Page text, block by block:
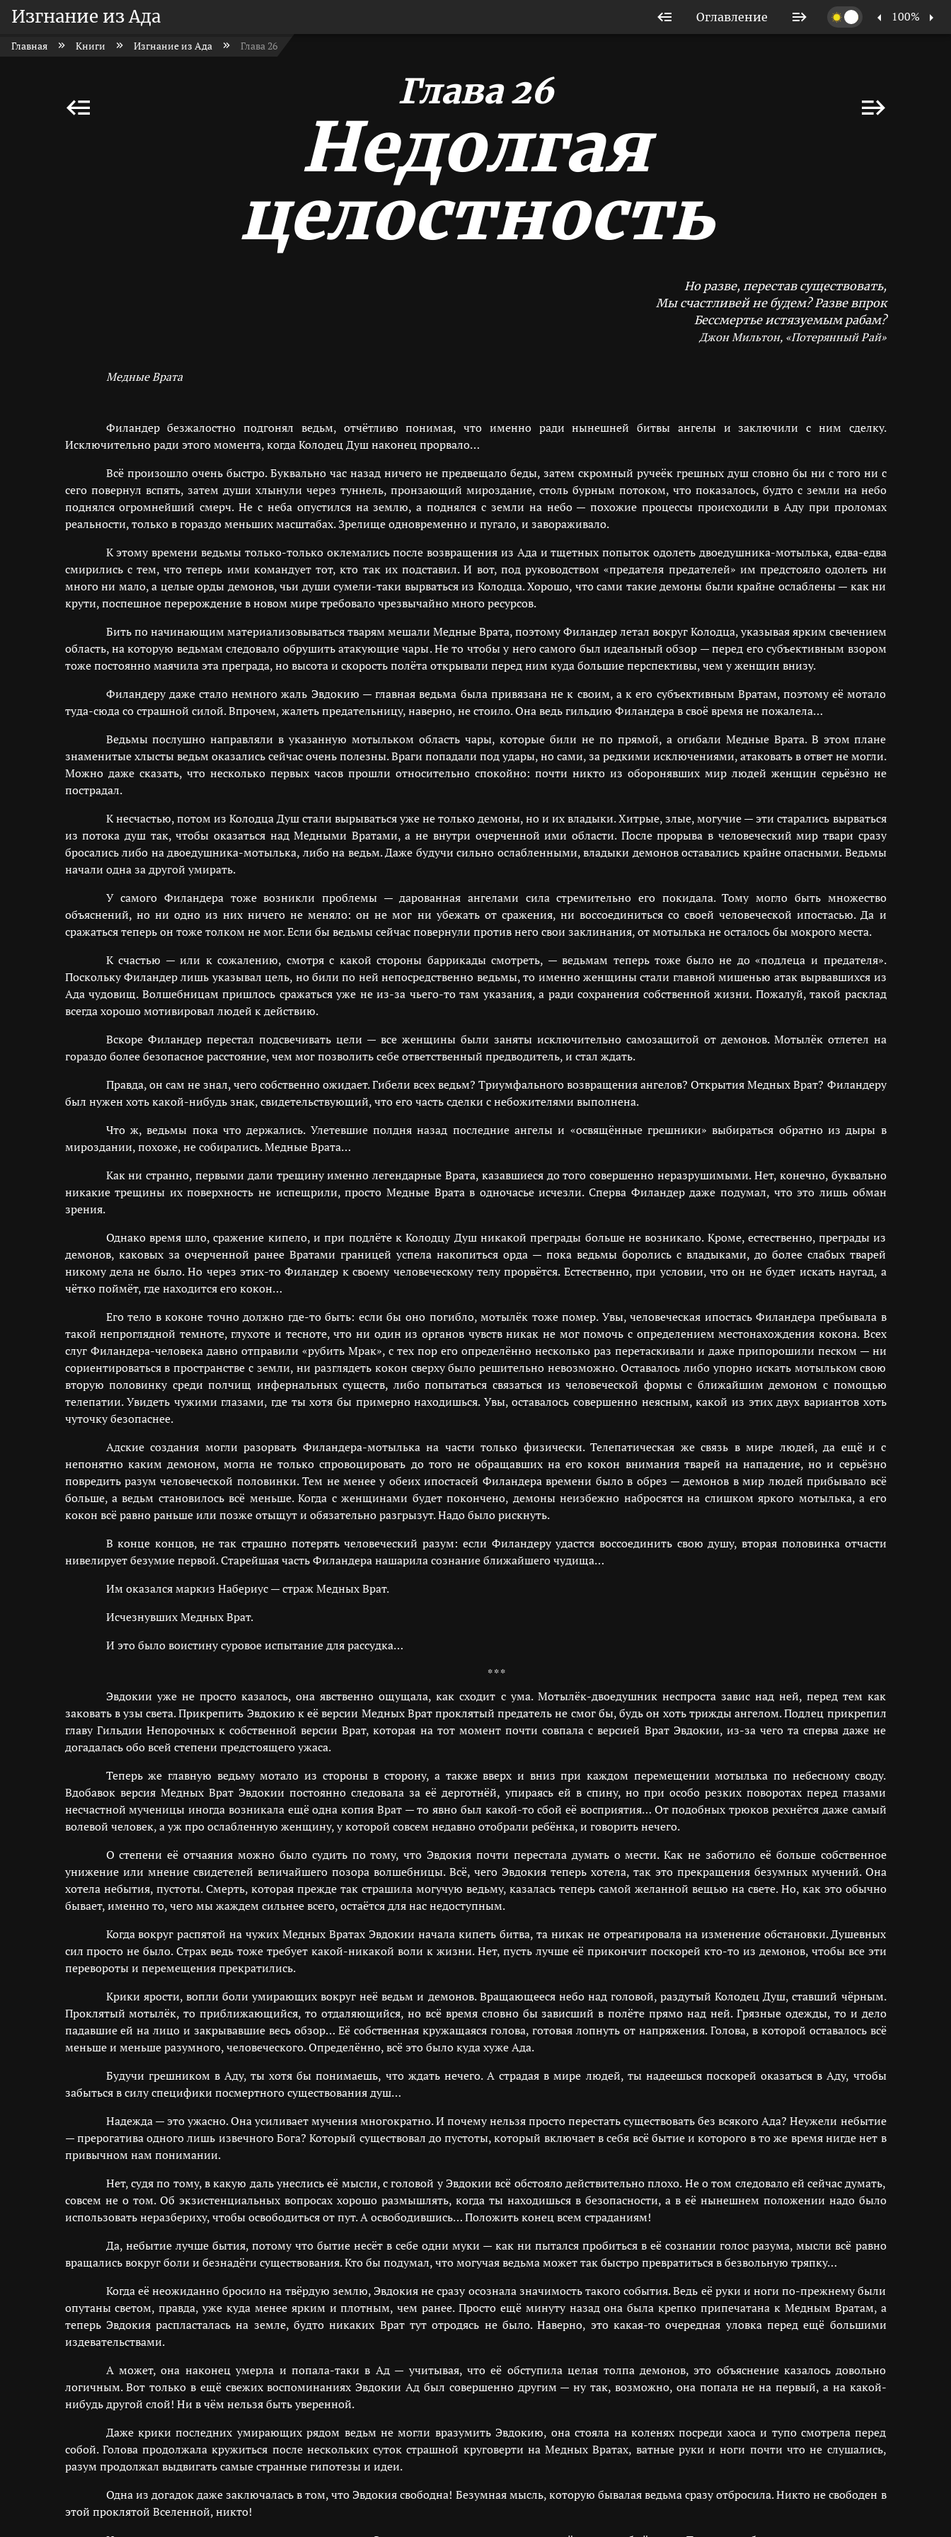
Изгнание из Ада Оглавление 100%
Главная Книги Изгнание из Ада Глава 26
Глава 26
Недолгая
целостность
Но разве, перестав существовать,
Мы счастливей не будем? Разве впрок
Бессмертье истязуемым рабам?
Джон Мильтон, «Потерянный Рай»
Медные Врата
Филандер безжалостно подгонял ведьм, отчётливо понимая, что именно ради нынешней битвы ангелы и заключили с ним сделку.
Исключительно ради этого момента, когда Колодец Душ наконец прорвало…
Всё произошло очень быстро. Буквально час назад ничего не предвещало беды, затем скромный ручеёк грешных душ словно бы ни с того ни с
сего повернул вспять, затем души хлынули через туннель, пронзающий мироздание, столь бурным потоком, что показалось, будто с земли на небо
поднялся огромнейший смерч. Не с неба опустился на землю, а поднялся с земли на небо — похожие процессы происходили в Аду при проломах
реальности, только в гораздо меньших масштабах. Зрелище одновременно и пугало, и завораживало.
К этому времени ведьмы только-только оклемались после возвращения из Ада и тщетных попыток одолеть двоедушника-мотылька, едва-едва
смирились с тем, что теперь ими командует тот, кто так их подставил. И вот, под руководством «предателя предателей» им предстояло одолеть ни
много ни мало, а целые орды демонов, чьи души сумели-таки вырваться из Колодца. Хорошо, что сами такие демоны были крайне ослаблены — как ни
крути, поспешное перерождение в новом мире требовало чрезвычайно много ресурсов.
Бить по начинающим материализовываться тварям мешали Медные Врата, поэтому Филандер летал вокруг Колодца, указывая ярким свечением
область, на которую ведьмам следовало обрушить атакующие чары. Не то чтобы у него самого был идеальный обзор — перед его субъективным взором
тоже постоянно маячила эта преграда, но высота и скорость полёта открывали перед ним куда большие перспективы, чем у женщин внизу.
Филандеру даже стало немного жаль Эвдокию — главная ведьма была привязана не к своим, а к его субъективным Вратам, поэтому её мотало
туда-сюда со страшной силой. Впрочем, жалеть предательницу, наверно, не стоило. Она ведь гильдию Филандера в своё время не пожалела…
Ведьмы послушно направляли в указанную мотыльком область чары, которые били не по прямой, а огибали Медные Врата. В этом плане
знаменитые хлысты ведьм оказались сейчас очень полезны. Враги попадали под удары, но сами, за редкими исключениями, атаковать в ответ не могли.
Можно даже сказать, что несколько первых часов прошли относительно спокойно: почти никто из оборонявших мир людей женщин серьёзно не
пострадал.
К несчастью, потом из Колодца Душ стали вырываться уже не только демоны, но и их владыки. Хитрые, злые, могучие — эти старались вырваться
из потока душ так, чтобы оказаться над Медными Вратами, а не внутри очерченной ими области. После прорыва в человеческий мир твари сразу
бросались либо на двоедушника-мотылька, либо на ведьм. Даже будучи сильно ослабленными, владыки демонов оставались крайне опасными. Ведьмы
начали одна за другой умирать.
У самого Филандера тоже возникли проблемы — дарованная ангелами сила стремительно его покидала. Тому могло быть множество
объяснений, но ни одно из них ничего не меняло: он не мог ни убежать от сражения, ни воссоединиться со своей человеческой ипостасью. Да и
сражаться теперь он тоже толком не мог. Если бы ведьмы сейчас повернули против него свои заклинания, от мотылька не осталось бы мокрого места.
К счастью — или к сожалению, смотря с какой стороны баррикады смотреть, — ведьмам теперь тоже было не до «подлеца и предателя».
Поскольку Филандер лишь указывал цель, но били по ней непосредственно ведьмы, то именно женщины стали главной мишенью атак вырвавшихся из
Ада чудовищ. Волшебницам пришлось сражаться уже не из-за чьего-то там указания, а ради сохранения собственной жизни. Пожалуй, такой расклад
всегда хорошо мотивировал людей к действию.
Вскоре Филандер перестал подсвечивать цели — все женщины были заняты исключительно самозащитой от демонов. Мотылёк отлетел на
гораздо более безопасное расстояние, чем мог позволить себе ответственный предводитель, и стал ждать.
Правда, он сам не знал, чего собственно ожидает. Гибели всех ведьм? Триумфального возвращения ангелов? Открытия Медных Врат? Филандеру
был нужен хоть какой-нибудь знак, свидетельствующий, что его часть сделки с небожителями выполнена.
Что ж, ведьмы пока что держались. Улетевшие полдня назад последние ангелы и «освящённые грешники» выбираться обратно из дыры в
мироздании, похоже, не собирались. Медные Врата…
Как ни странно, первыми дали трещину именно легендарные Врата, казавшиеся до того совершенно неразрушимыми. Нет, конечно, буквально
никакие трещины их поверхность не испещрили, просто Медные Врата в одночасье исчезли. Сперва Филандер даже подумал, что это лишь обман
зрения.
Однако время шло, сражение кипело, и при подлёте к Колодцу Душ никакой преграды больше не возникало. Кроме, естественно, преграды из
демонов, каковых за очерченной ранее Вратами границей успела накопиться орда — пока ведьмы боролись с владыками, до более слабых тварей
никому дела не было. Но через этих-то Филандер к своему человеческому телу прорвётся. Естественно, при условии, что он не будет искать наугад, а
чётко поймёт, где находится его кокон…
Его тело в коконе точно должно где-то быть: если бы оно погибло, мотылёк тоже помер. Увы, человеческая ипостась Филандера пребывала в
такой непроглядной темноте, глухоте и тесноте, что ни один из органов чувств никак не мог помочь с определением местонахождения кокона. Всех
слуг Филандера-человека давно отправили «рубить Мрак», с тех пор его определённо несколько раз перетаскивали и даже припорошили песком — ни
сориентироваться в пространстве с земли, ни разглядеть кокон сверху было решительно невозможно. Оставалось либо упорно искать мотыльком свою
вторую половинку среди полчищ инфернальных существ, либо попытаться связаться из человеческой формы с ближайшим демоном с помощью
телепатии. Увидеть чужими глазами, где ты хотя бы примерно находишься. Увы, оставалось совершенно неясным, какой из этих двух вариантов хоть
чуточку безопаснее.
Адские создания могли разорвать Филандера-мотылька на части только физически. Телепатическая же связь в мире людей, да ещё и с
непонятно каким демоном, могла не только спровоцировать до того не обращавших на его кокон внимания тварей на нападение, но и серьёзно
повредить разум человеческой половинки. Тем не менее у обеих ипостасей Филандера времени было в обрез — демонов в мир людей прибывало всё
больше, а ведьм становилось всё меньше. Когда с женщинами будет покончено, демоны неизбежно набросятся на слишком яркого мотылька, а его
кокон всё равно раньше или позже отыщут и обязательно разгрызут. Надо было рискнуть.
В конце концов, не так страшно потерять человеческий разум: если Филандеру удастся воссоединить свою душу, вторая половинка отчасти
нивелирует безумие первой. Старейшая часть Филандера нашарила сознание ближайшего чудища…
Им оказался маркиз Набериус — страж Медных Врат.
Исчезнувших Медных Врат.
И это было воистину суровое испытание для рассудка…
* * *
Эвдокии уже не просто казалось, она явственно ощущала, как сходит с ума. Мотылёк-двоедушник неспроста завис над ней, перед тем как
заковать в узы света. Прикрепить Эвдокию к её версии Медных Врат проклятый предатель не смог бы, будь он хоть трижды ангелом. Подлец прикрепил
главу Гильдии Непорочных к собственной версии Врат, которая на тот момент почти совпала с версией Врат Эвдокии, из-за чего та сперва даже не
догадалась обо всей степени предстоящего ужаса.
Теперь же главную ведьму мотало из стороны в сторону, а также вверх и вниз при каждом перемещении мотылька по небесному своду.
Вдобавок версия Медных Врат Эвдокии постоянно следовала за её дерготнёй, упираясь ей в спину, но при особо резких поворотах перед глазами
несчастной мученицы иногда возникала ещё одна копия Врат — то явно был какой-то сбой её восприятия… От подобных трюков рехнётся даже самый
волевой человек, а уж про ослабленную женщину, у которой совсем недавно отобрали ребёнка, и говорить нечего.
О степени её отчаяния можно было судить по тому, что Эвдокия почти перестала думать о мести. Как не заботило её больше собственное
унижение или мнение свидетелей величайшего позора волшебницы. Всё, чего Эвдокия теперь хотела, так это прекращения безумных мучений. Она
хотела небытия, пустоты. Смерть, которая прежде так страшила могучую ведьму, казалась теперь самой желанной вещью на свете. Но, как это обычно
бывает, именно то, чего мы жаждем сильнее всего, остаётся для нас недоступным.
Когда вокруг распятой на чужих Медных Вратах Эвдокии начала кипеть битва, та никак не отреагировала на изменение обстановки. Душевных
сил просто не было. Страх ведь тоже требует какой-никакой воли к жизни. Нет, пусть лучше её прикончит поскорей кто-то из демонов, чтобы все эти
перевороты и перемещения прекратились.
Крики ярости, вопли боли умирающих вокруг неё ведьм и демонов. Вращающееся небо над головой, раздутый Колодец Душ, ставший чёрным.
Проклятый мотылёк, то приближающийся, то отдаляющийся, но всё время словно бы зависший в полёте прямо над ней. Грязные одежды, то и дело
падавшие ей на лицо и закрывавшие весь обзор… Её собственная кружащаяся голова, готовая лопнуть от напряжения. Голова, в которой оставалось всё
меньше и меньше разумного, человеческого. Определённо, всё это было куда хуже Ада.
Будучи грешником в Аду, ты хотя бы понимаешь, что ждать нечего. А страдая в мире людей, ты надеешься поскорей оказаться в Аду, чтобы
забыться в силу специфики посмертного существования душ…
Надежда — это ужасно. Она усиливает мучения многократно. И почему нельзя просто перестать существовать без всякого Ада? Неужели небытие
— прерогатива одного лишь извечного Бога? Который существовал до пустоты, который включает в себя всё бытие и которого в то же время нигде нет в
привычном нам понимании.
Нет, судя по тому, в какую даль унеслись её мысли, с головой у Эвдокии всё обстояло действительно плохо. Не о том следовало ей сейчас думать,
совсем не о том. Об экзистенциальных вопросах хорошо размышлять, когда ты находишься в безопасности, а в её нынешнем положении надо было
использовать неразбериху, чтобы освободиться от пут. А освободившись… Положить конец всем страданиям!
Да, небытие лучше бытия, потому что бытие несёт в себе одни муки — как ни пытался пробиться в её сознании голос разума, мысли всё равно
вращались вокруг боли и безнадёги существования. Кто бы подумал, что могучая ведьма может так быстро превратиться в безвольную тряпку…
Когда её неожиданно бросило на твёрдую землю, Эвдокия не сразу осознала значимость такого события. Ведь её руки и ноги по-прежнему были
опутаны светом, правда, уже куда менее ярким и плотным, чем ранее. Просто ещё минуту назад она была крепко припечатана к Медным Вратам, а
теперь Эвдокия распласталась на земле, будто никаких Врат тут отродясь не было. Наверно, это какая-то очередная уловка перед ещё большими
издевательствами.
А может, она наконец умерла и попала-таки в Ад — учитывая, что её обступила целая толпа демонов, это объяснение казалось довольно
логичным. Вот только в ещё свежих воспоминаниях Эвдокии Ад был совершенно другим — ну так, возможно, она попала не на первый, а на какой-
нибудь другой слой! Ни в чём нельзя быть уверенной.
Даже крики последних умирающих рядом ведьм не могли вразумить Эвдокию, она стояла на коленях посреди хаоса и тупо смотрела перед
собой. Голова продолжала кружиться после нескольких суток страшной круговерти на Медных Вратах, ватные руки и ноги почти что не слушались,
разум продолжал выдвигать самые странные гипотезы и идеи.
Одна из догадок даже заключалась в том, что Эвдокия свободна! Безумная мысль, которую бывалая ведьма сразу отбросила. Никто не свободен в
этой проклятой Вселенной, никто!